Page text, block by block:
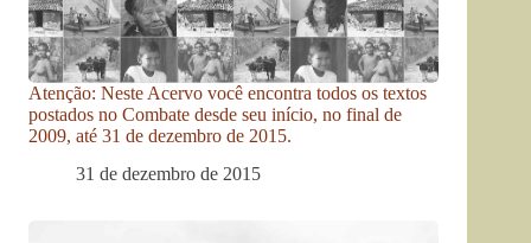
Atenção: Neste Acervo você encontra todos os textos
postados no Combate desde seu início, no final de
2009, até 31 de dezembro de 2015.
31 de dezembro de 2015